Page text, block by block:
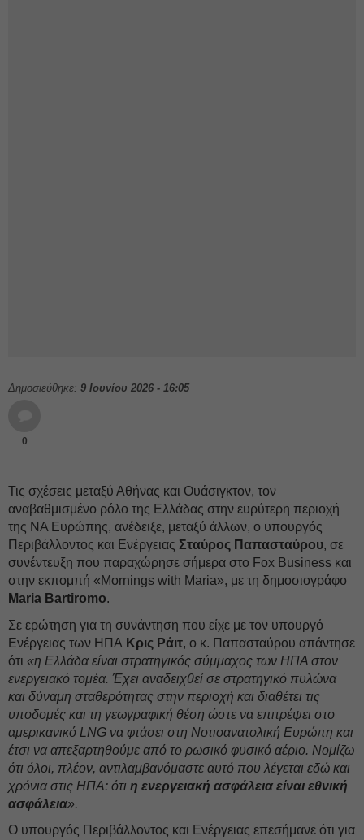
Δημοσιεύθηκε: 9 Ιουνίου 2026 - 16:05
0
Τις σχέσεις μεταξύ Αθήνας και Ουάσιγκτον, τον
αναβαθμισμένο ρόλο της Ελλάδας στην ευρύτερη περιοχή
της ΝΑ Ευρώπης, ανέδειξε, μεταξύ άλλων, ο υπουργός
Περιβάλλοντος και Ενέργειας Σταύρος Παπασταύρου, σε
συνέντευξη που παραχώρησε σήμερα στο Fox Business και
στην εκπομπή «Mornings with Maria», με τη δημοσιογράφο
Maria Bartiromo.
Σε ερώτηση για τη συνάντηση που είχε με τον υπουργό
Ενέργειας των ΗΠΑ Κρις Ράιτ, ο κ. Παπασταύρου απάντησε
ότι «η Ελλάδα είναι στρατηγικός σύμμαχος των ΗΠΑ στον
ενεργειακό τομέα. Έχει αναδειχθεί σε στρατηγικό πυλώνα
και δύναμη σταθερότητας στην περιοχή και διαθέτει τις
υποδομές και τη γεωγραφική θέση ώστε να επιτρέψει στο
αμερικανικό LNG να φτάσει στη Νοτιοανατολική Ευρώπη και
έτσι να απεξαρτηθούμε από το ρωσικό φυσικό αέριο. Νομίζω
ότι όλοι, πλέον, αντιλαμβανόμαστε αυτό που λέγεται εδώ και
χρόνια στις ΗΠΑ: ότι η ενεργειακή ασφάλεια είναι εθνική
ασφάλεια».
Ο υπουργός Περιβάλλοντος και Ενέργειας επεσήμανε ότι για